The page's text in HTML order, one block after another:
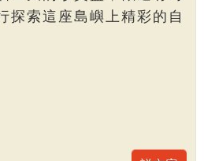
探索這座島嶼上精彩的自